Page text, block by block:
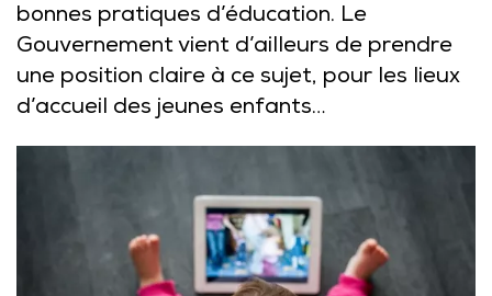
bonnes pratiques d’éducation. Le
Gouvernement vient d’ailleurs de prendre
une position claire à ce sujet, pour les lieux
d’accueil des jeunes enfants…